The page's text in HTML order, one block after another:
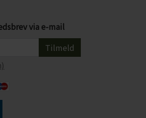
via e-mail
Tilmeld